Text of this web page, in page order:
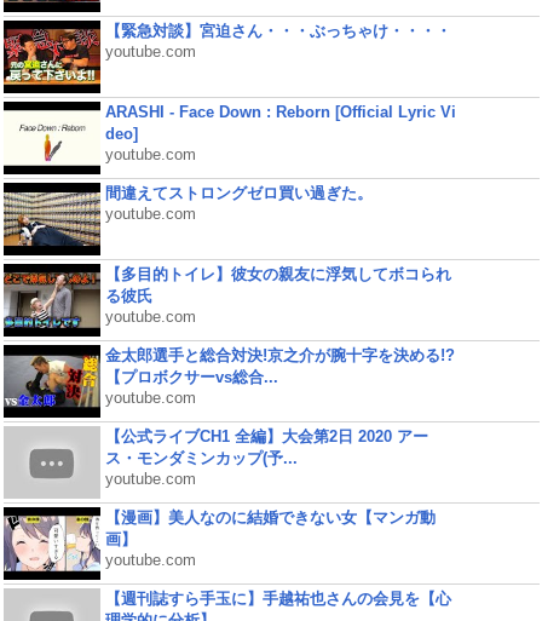
【緊急対談】宮迫さん・・・ぶっちゃけ・・・・
youtube.com
ARASHI - Face Down : Reborn [Official Lyric Vi
deo]
youtube.com
間違えてストロングゼロ買い過ぎた。
youtube.com
【多目的トイレ】彼女の親友に浮気してボコられ
る彼氏
youtube.com
金太郎選手と総合対決!京之介が腕十字を決める!?
【プロボクサーvs総合...
youtube.com
【公式ライブCH1 全編】大会第2日 2020 アー
ス・モンダミンカップ(予...
youtube.com
【漫画】美人なのに結婚できない女【マンガ動
画】
youtube.com
【週刊誌すら手玉に】手越祐也さんの会見を【心